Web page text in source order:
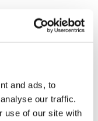
and ads, to
our traffic.
use of our site with